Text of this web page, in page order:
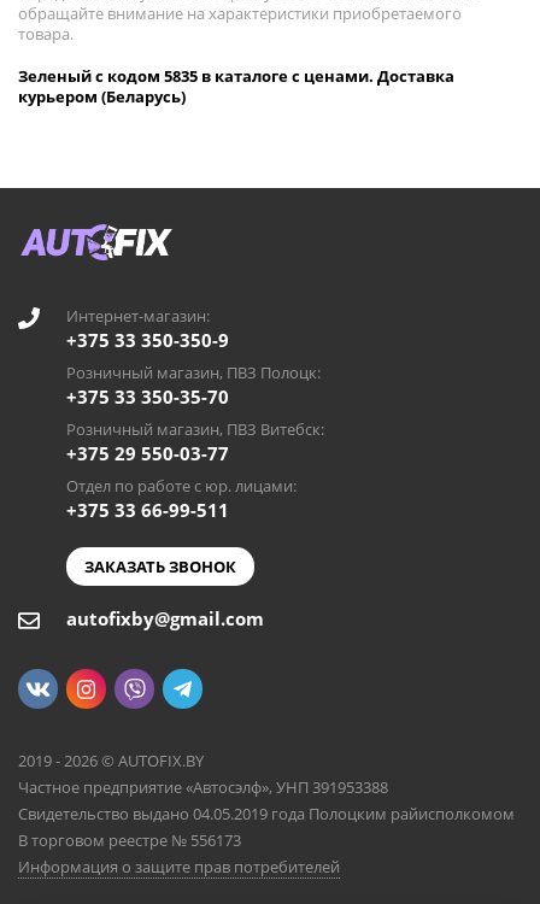
обращайте внимание на характеристики приобретаемого
товара.
Зеленый с кодом 5835 в каталоге с ценами. Доставка
курьером (Беларусь)
Интернет-магазин:
+375 33 350-350-9
Розничный магазин, ПВЗ Полоцк:
+375 33 350-35-70
Розничный магазин, ПВЗ Витебск:
+375 29 550-03-77
Отдел по работе с юр. лицами:
+375 33 66-99-511
ЗАКАЗАТЬ ЗВОНОК
autofixby@gmail.com
2019 - 2026 © AUTOFIX.BY
Частное предприятие «Автосэлф», УНП 391953388
Свидетельство выдано 04.05.2019 года Полоцким райисполкомом
В торговом реестре № 556173
Информация о защите прав потребителей